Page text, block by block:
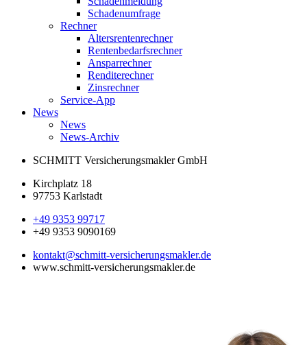
Schadenumfrage
Rechner
Altersrentenrechner
Rentenbedarfsrechner
Ansparrechner
Renditerechner
Zinsrechner
Service-App
News
News
News-Archiv
SCHMITT Versicherungsmakler GmbH
Kirchplatz 18
97753 Karlstadt
+49 9353 99717
+49 9353 9090169
kontakt@schmitt-versicherungsmakler.de
www.schmitt-versicherungsmakler.de